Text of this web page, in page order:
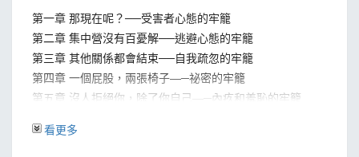
第一章 那現在呢？──受害者心態的牢籠
第二章 集中營沒有百憂解──逃避心態的牢籠
第三章 其他關係都會結束──自我疏忽的牢籠
第四章 一個屁股，兩張椅子—─祕密的牢籠
第五章 沒人拒絕你，除了你自己—─內疚和羞恥的牢籠
第七章 沒什麼好證明的—─僵化思維之牢
看更多